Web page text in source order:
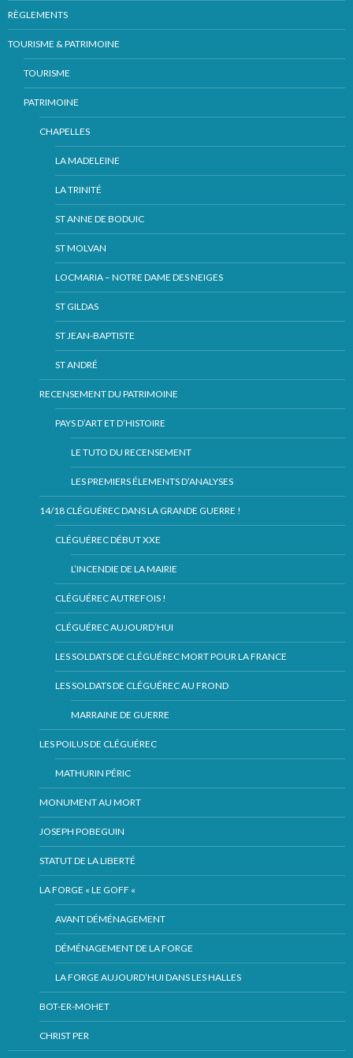
RÈGLEMENTS
TOURISME & PATRIMOINE
TOURISME
PATRIMOINE
CHAPELLES
LA MADELEINE
LA TRINITÉ
ST ANNE DE BODUIC
ST MOLVAN
LOCMARIA – NOTRE DAME DES NEIGES
ST GILDAS
ST JEAN-BAPTISTE
ST ANDRÉ
RECENSEMENT DU PATRIMOINE
PAYS D’ART ET D’HISTOIRE
LE TUTO DU RECENSEMENT
LES PREMIERS ÉLEMENTS D’ANALYSES
14/18 CLÉGUÉREC DANS LA GRANDE GUERRE !
CLÉGUÉREC DÉBUT XXE
L’INCENDIE DE LA MAIRIE
CLÉGUÉREC AUTREFOIS !
CLÉGUÉREC AUJOURD’HUI
LES SOLDATS DE CLÉGUÉREC MORT POUR LA FRANCE
LES SOLDATS DE CLÉGUÉREC AU FROND
MARRAINE DE GUERRE
LES POILUS DE CLÉGUÉREC
MATHURIN PÉRIC
MONUMENT AU MORT
JOSEPH POBEGUIN
STATUT DE LA LIBERTÉ
LA FORGE « LE GOFF «
AVANT DÉMÉNAGEMENT
DÉMÉNAGEMENT DE LA FORGE
LA FORGE AUJOURD’HUI DANS LES HALLES
BOT-ER-MOHET
CHRIST PER